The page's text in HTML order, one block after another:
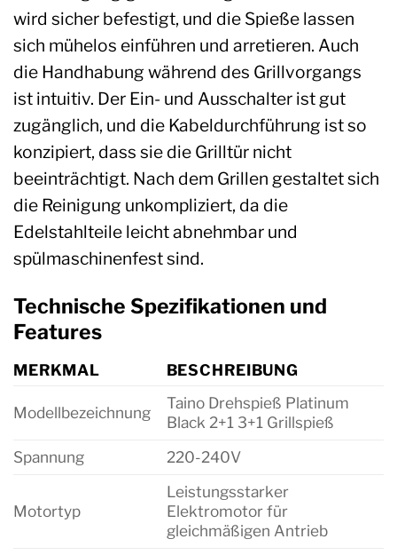
wird sicher befestigt, und die Spieße lassen
sich mühelos einführen und arretieren. Auch
die Handhabung während des Grillvorgangs
ist intuitiv. Der Ein- und Ausschalter ist gut
zugänglich, und die Kabeldurchführung ist so
konzipiert, dass sie die Grilltür nicht
beeinträchtigt. Nach dem Grillen gestaltet sich
die Reinigung unkompliziert, da die
Edelstahlteile leicht abnehmbar und
spülmaschinenfest sind.
Technische Spezifikationen und
Features
MERKMAL BESCHREIBUNG
Modellbezeichnung
Taino Drehspieß Platinum
Black 2+1 3+1 Grillspieß
Spannung
220-240V
Motortyp
Leistungsstarker
Elektromotor für
gleichmäßigen Antrieb